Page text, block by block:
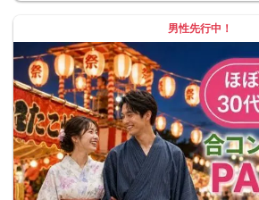
男性先行中！